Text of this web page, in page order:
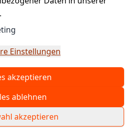
.
Einstellungen
akzeptieren
ablehnen
akzeptieren
shop.de GmbH & Co.
Tippfehler und
Preise inkl. MwSt. und zzgl.
Versand